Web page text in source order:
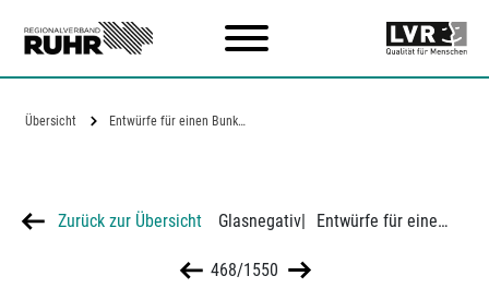
Übersicht Entwürfe für einen Bunker in…
Zurück zur Übersicht Glasnegativ| Entwürfe für einen Bunker in Dortmund-Huckarde
468/1550